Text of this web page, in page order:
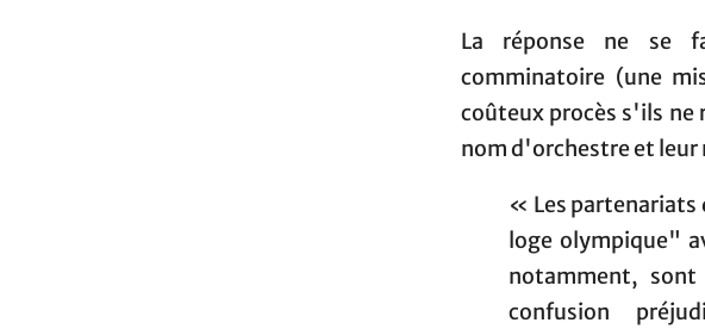
La réponse ne se
comminatoire (une
coûteux procès s'ils
nom d'orchestre et leur
« Les partenariats
loge olympique"
notamment,
confusion